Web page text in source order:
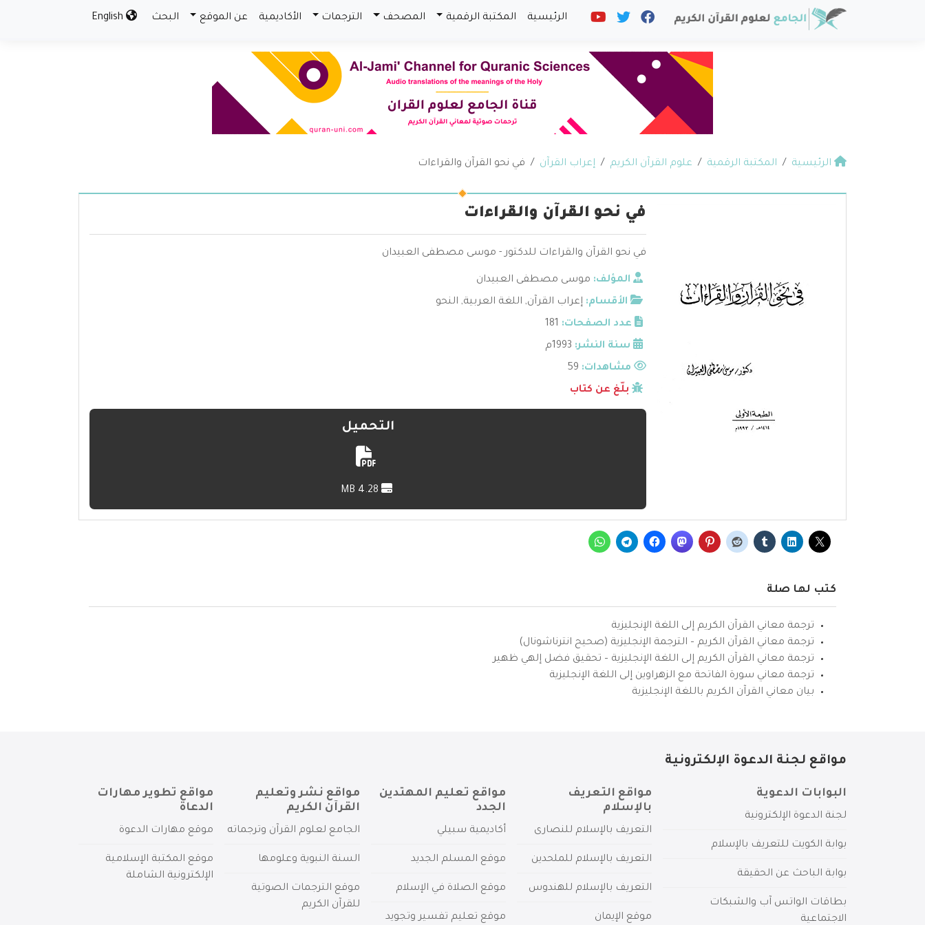
الرئيسية المكتبة الرقمية المصحف الترجمات الأكاديمية عن الموقع البحث
الرئيسية المكتبة الرقمية علوم القرآن الكريم إعراب القرآن في نحو القرآن والقراءات
في نحو القرآن والقراءات
في نحو القرآن والقراءات للدكتور - موسى مصطفى العبيدان
المؤلف: موسى مصطفى العبيدان
الأقسام: إعراب القرآن, اللغة العربية, النحو
عدد الصفحات: 181
سنة النشر: 1993م
مشاهدات:
بلّغ عن كتاب
التحميل
كتب لها صلة
ترجمة معاني القرآن الكريم إلى اللغة الإنجليزية
ترجمة معاني القرآن الكريم – الترجمة الإنجليزية (صحيح انترناشونال)
ترجمة معاني القرآن الكريم إلى اللغة الإنجليزية – تحقيق فضل إلهي ظهير
ترجمة معاني سورة الفاتحة مع الزهراوين إلى اللغة الإنجليزية
بيان معاني القرآن الكريم باللغة الإنجليزية
مواقع لجنة الدعوة الإلكترونية
البوابات الدعوية
لجنة الدعوة الإلكترونية
بوابة الكويت للتعريف بالإسلام
بوابة الباحث عن الحقيقة
بطاقات الواتس آب والشبكات
الاجتماعية
مواقع التعريف
بالإسلام
التعريف بالإسلام للنصارى
التعريف بالإسلام للملحدين
التعريف بالإسلام للهندوس
موقع الإيمان
مواقع تعليم المهتدين
الجدد
أكاديمية سبيلي
موقع المسلم الجديد
موقع الصلاة في الإسلام
موقع تعليم تفسير وتجويد
مواقع نشر وتعليم
القرآن الكريم
الجامع لعلوم القرآن وترجماته
السنة النبوية وعلومها
موقع الترجمات الصوتية
للقرآن الكريم
مواقع تطوير مهارات
الدعاة
موقع مهارات الدعوة
موقع المكتبة الإسلامية
الإلكترونية الشاملة